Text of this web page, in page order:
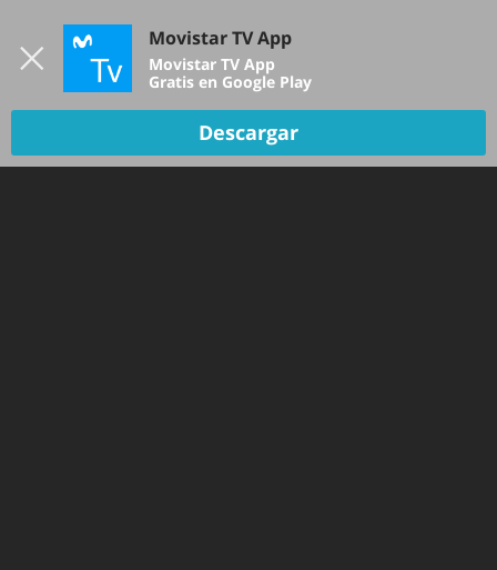
Movistar TV App
Movistar TV App
Gratis en Google Play
Descargar